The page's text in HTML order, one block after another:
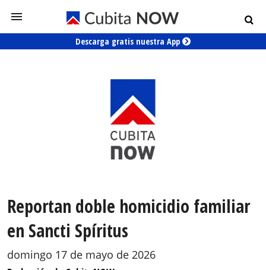
Descarga gratis nuestra App
Reportan doble homicidio familiar
en Sancti Spíritus
domingo 17 de mayo de 2026